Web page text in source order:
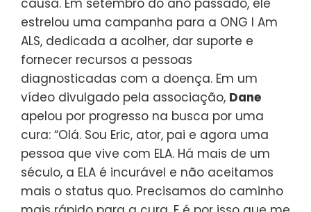
causa. Em setembro do ano passado, ele
estrelou uma campanha para a ONG I Am
ALS, dedicada a acolher, dar suporte e
fornecer recursos a pessoas
diagnosticadas com a doença. Em um
vídeo divulgado pela associação, Dane
apelou por progresso na busca por uma
cura: “Olá. Sou Eric, ator, pai e agora uma
pessoa que vive com ELA. Há mais de um
século, a ELA é incurável e não aceitamos
mais o status quo. Precisamos do caminho